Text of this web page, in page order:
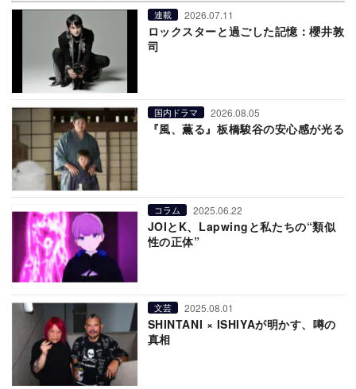
連載 2026.07.11
ロックスターと過ごした記憶：櫻井敦
司
国内ドラマ 2026.08.05
『風、薫る』板橋駿谷の安心感が光る
コラム 2025.06.22
JOIとK、Lapwingと私たちの“類似
性の正体”
文芸 2025.08.01
SHINTANI × ISHIYAが明かす、噂の
真相